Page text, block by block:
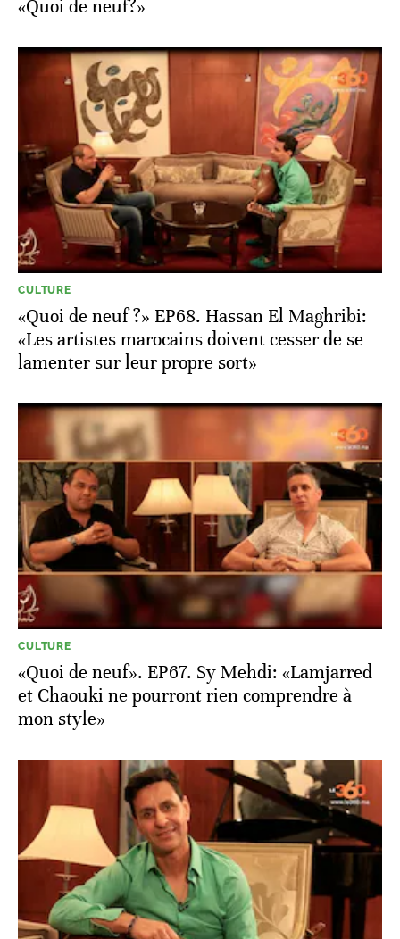
«Quoi de neuf?»
CULTURE
«Quoi de neuf ?» EP68. Hassan El Maghribi:
«Les artistes marocains doivent cesser de se
lamenter sur leur propre sort»
CULTURE
«Quoi de neuf». EP67. Sy Mehdi: «Lamjarred
et Chaouki ne pourront rien comprendre à
mon style»